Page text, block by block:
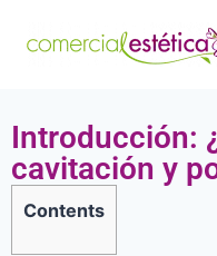
Introducción:
cavitación y
Contents